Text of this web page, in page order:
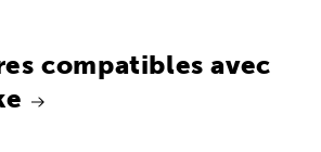
compatibles avec